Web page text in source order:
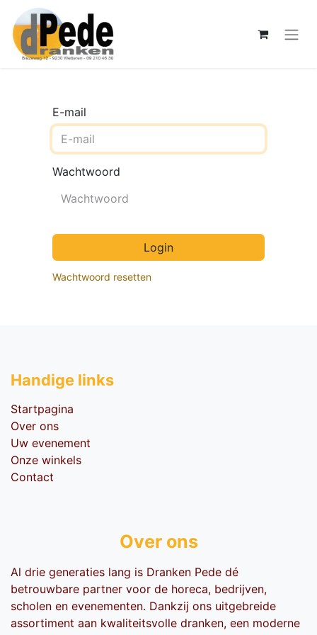
E-mail
Wachtwoord
Login
Wachtwoord resetten
Handige li​nks
Startpagina
Over ons
Uw evenement
Onze winkels
Contact
Over ons
Al drie generaties lang is Dranken Pede dé
betrouwbare partner voor de horeca, bedrijven,
scholen en evenementen. Dankzij ons uitgebreide
assortiment aan kwaliteitsvolle dranken, een moderne